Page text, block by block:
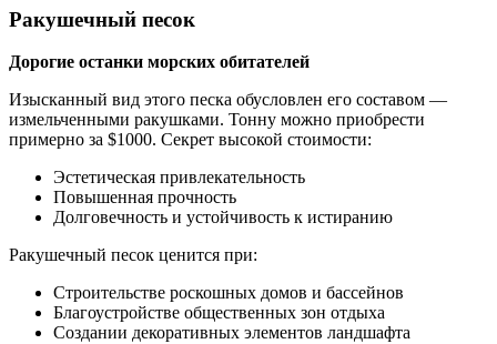
Ракушечный песок
Дорогие останки морских обитателей
Изысканный вид этого песка обусловлен его составом —
измельченными ракушками. Тонну можно приобрести
примерно за $1000. Секрет высокой стоимости:
Эстетическая привлекательность
Повышенная прочность
Долговечность и устойчивость к истиранию
Ракушечный песок ценится при:
Строительстве роскошных домов и бассейнов
Благоустройстве общественных зон отдыха
Создании декоративных элементов ландшафта